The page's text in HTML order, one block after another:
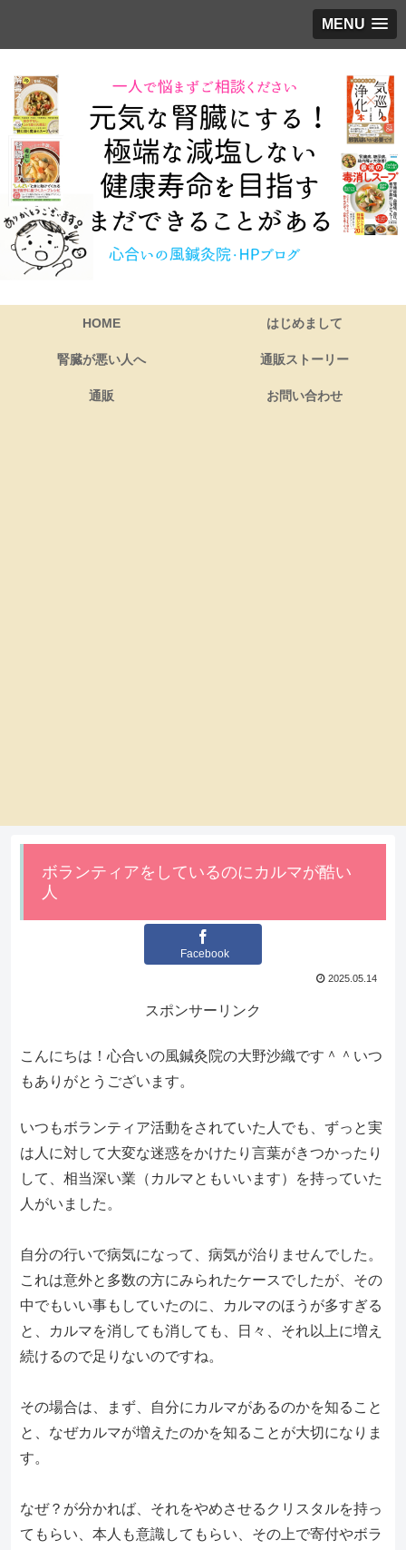
MENU
HOME はじめまして
腎臓が悪い人へ 通販ストーリー
通販 お問い合わせ
ボランティアをしているのにカルマが酷い
人
Facebook
2025.05.14
スポンサーリンク
こんにちは！心合いの風鍼灸院の大野沙織です＾＾いつ
もありがとうございます。
いつもボランティア活動をされていた人でも、ずっと実
は人に対して大変な迷惑をかけたり言葉がきつかったり
して、相当深い業（カルマともいいます）を持っていた
人がいました。
自分の行いで病気になって、病気が治りませんでした。
これは意外と多数の方にみられたケースでしたが、その
中でもいい事もしていたのに、カルマのほうが多すぎる
と、カルマを消しても消しても、日々、それ以上に増え
続けるので足りないのですね。
その場合は、まず、自分にカルマがあるのかを知ること
と、なぜカルマが増えたのかを知ることが大切になりま
す。
なぜ？が分かれば、それをやめさせるクリスタルを持っ
てもらい、本人も意識してもらい、その上で寄付やボラ